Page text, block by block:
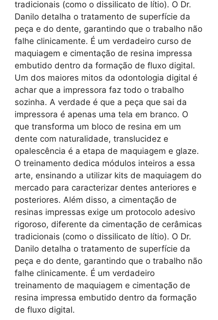
tradicionais (como o dissilicato de lítio). O Dr.
Danilo detalha o tratamento de superfície da
peça e do dente, garantindo que o trabalho não
falhe clinicamente. É um verdadeiro curso de
maquiagem e cimentação de resina impressa
embutido dentro da formação de fluxo digital.
Um dos maiores mitos da odontologia digital é
achar que a impressora faz todo o trabalho
sozinha. A verdade é que a peça que sai da
impressora é apenas uma tela em branco. O
que transforma um bloco de resina em um
dente com naturalidade, translucidez e
opalescência é a etapa de maquiagem e glaze.
O treinamento dedica módulos inteiros a essa
arte, ensinando a utilizar kits de maquiagem do
mercado para caracterizar dentes anteriores e
posteriores. Além disso, a cimentação de
resinas impressas exige um protocolo adesivo
rigoroso, diferente da cimentação de cerâmicas
tradicionais (como o dissilicato de lítio). O Dr.
Danilo detalha o tratamento de superfície da
peça e do dente, garantindo que o trabalho não
falhe clinicamente. É um verdadeiro
treinamento de maquiagem e cimentação de
resina impressa embutido dentro da formação
de fluxo digital.